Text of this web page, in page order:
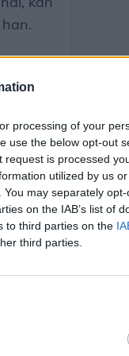
processing of your
use the below opt-out
is processed
utilized by us
may separately
on the IAB’s list of
to third parties on the
third parties.
og
øje
var,
kan